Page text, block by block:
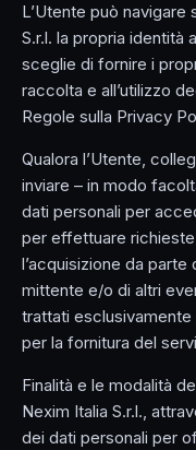
L’Utente può navigare
S.r.l. la propria identità
sceglie di fornire i
raccolta e all’utilizzo
Regole sulla Privacy
Qualora l’Utente,
inviare – in modo
dati personali per
per effettuare
l’acquisizione da parte
mittente e/o di altri
trattati
per la fornitura del
Finalità e le modalità
Nexim Italia S.r.l.,
dei dati personali per